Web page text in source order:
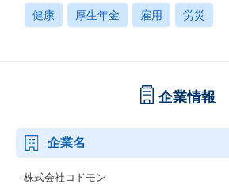
健康 厚生年金 雇用 労災
企業情報
企業名
株式会社コドモン